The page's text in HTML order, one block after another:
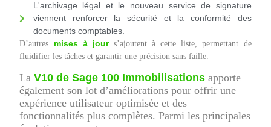
L'archivage légal et le nouveau service de signature
viennent renforcer la sécurité et la conformité des
documents comptables.
D’autres mises à jours’ajoutent à cette liste, permettant de
fluidifier les tâches et garantir une précision sans faille.
LaV10 de Sage 100 Immobilisations apporte
également son lot d’améliorations pour offrir une
expérience utilisateur optimisée et des
fonctionnalités plus complètes. Parmi les principales